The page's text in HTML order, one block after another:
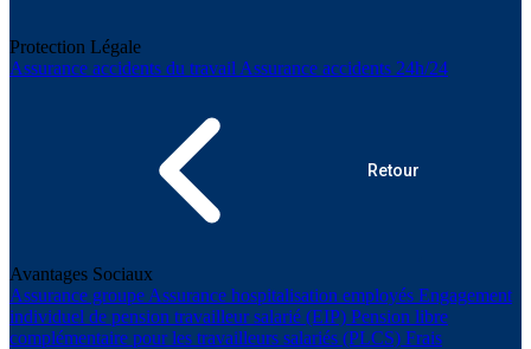
Protection Légale
Assurance accidents du travail Assurance accidents 24h/24
Retour
Avantages Sociaux
Assurance groupe Assurance hospitalisation employés Engagement
individuel de pension travailleur salarié (EIP) Pension libre
complémentaire pour les travailleurs salariés (PLCS) Frais